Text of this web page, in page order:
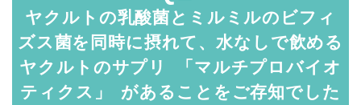
ヤクルトの乳酸菌とミルミルのビフィ
ズス菌を同時に摂れて、水なしで飲める
ヤクルトのサプリ 「マルチプロバイオ
ティクス」 があることをご存知でした